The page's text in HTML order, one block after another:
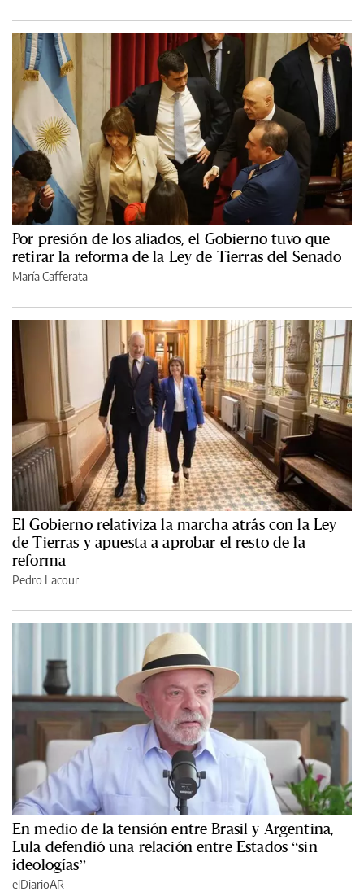
Por presión de los aliados, el Gobierno tuvo que
retirar la reforma de la Ley de Tierras del Senado
María Cafferata
El Gobierno relativiza la marcha atrás con la Ley
de Tierras y apuesta a aprobar el resto de la
reforma
Pedro Lacour
En medio de la tensión entre Brasil y Argentina,
Lula defendió una relación entre Estados “sin
ideologías”
elDiarioAR